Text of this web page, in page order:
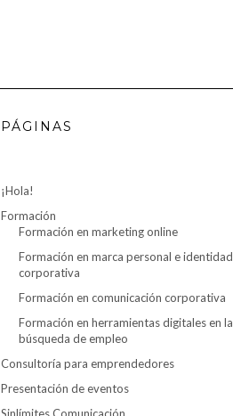
PÁGINAS
¡Hola!
Formación
Formación en marketing online
Formación en marca personal e identidad
corporativa
Formación en comunicación corporativa
Formación en herramientas digitales en la
búsqueda de empleo
Consultoría para emprendedores
Presentación de eventos